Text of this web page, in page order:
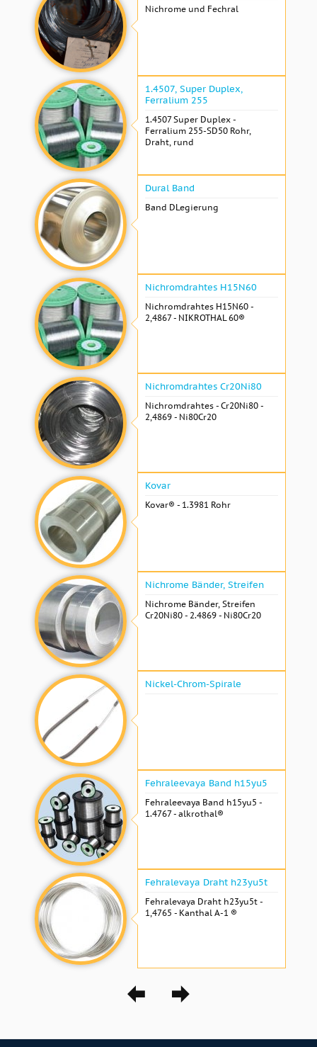
Nichrome und Fechral
1.4507, Super Duplex,
Ferralium 255
1.4507 Super Duplex -
Ferralium 255-SD50 Rohr,
Draht, rund
Dural Band
Band DLegierung
Nichromdrahtes H15N60
Nichromdrahtes H15N60 -
2,4867 - NIKROTHAL 60®
Nichromdrahtes Cr20Ni80
Nichromdrahtes - Cr20Ni80 -
2,4869 - Ni80Cr20
Kovar
Kovar® - 1.3981 Rohr
Nichrome Bänder, Streifen
Nichrome Bänder, Streifen
Cr20Ni80 - 2.4869 - Ni80Cr20
Nickel-Chrom-Spirale
Fehraleevaya Band h15yu5
Fehraleevaya Band h15yu5 -
1.4767 - alkrothal®
Fehralevaya Draht h23yu5t
Fehralevaya Draht h23yu5t -
1,4765 - Kanthal A-1 ®